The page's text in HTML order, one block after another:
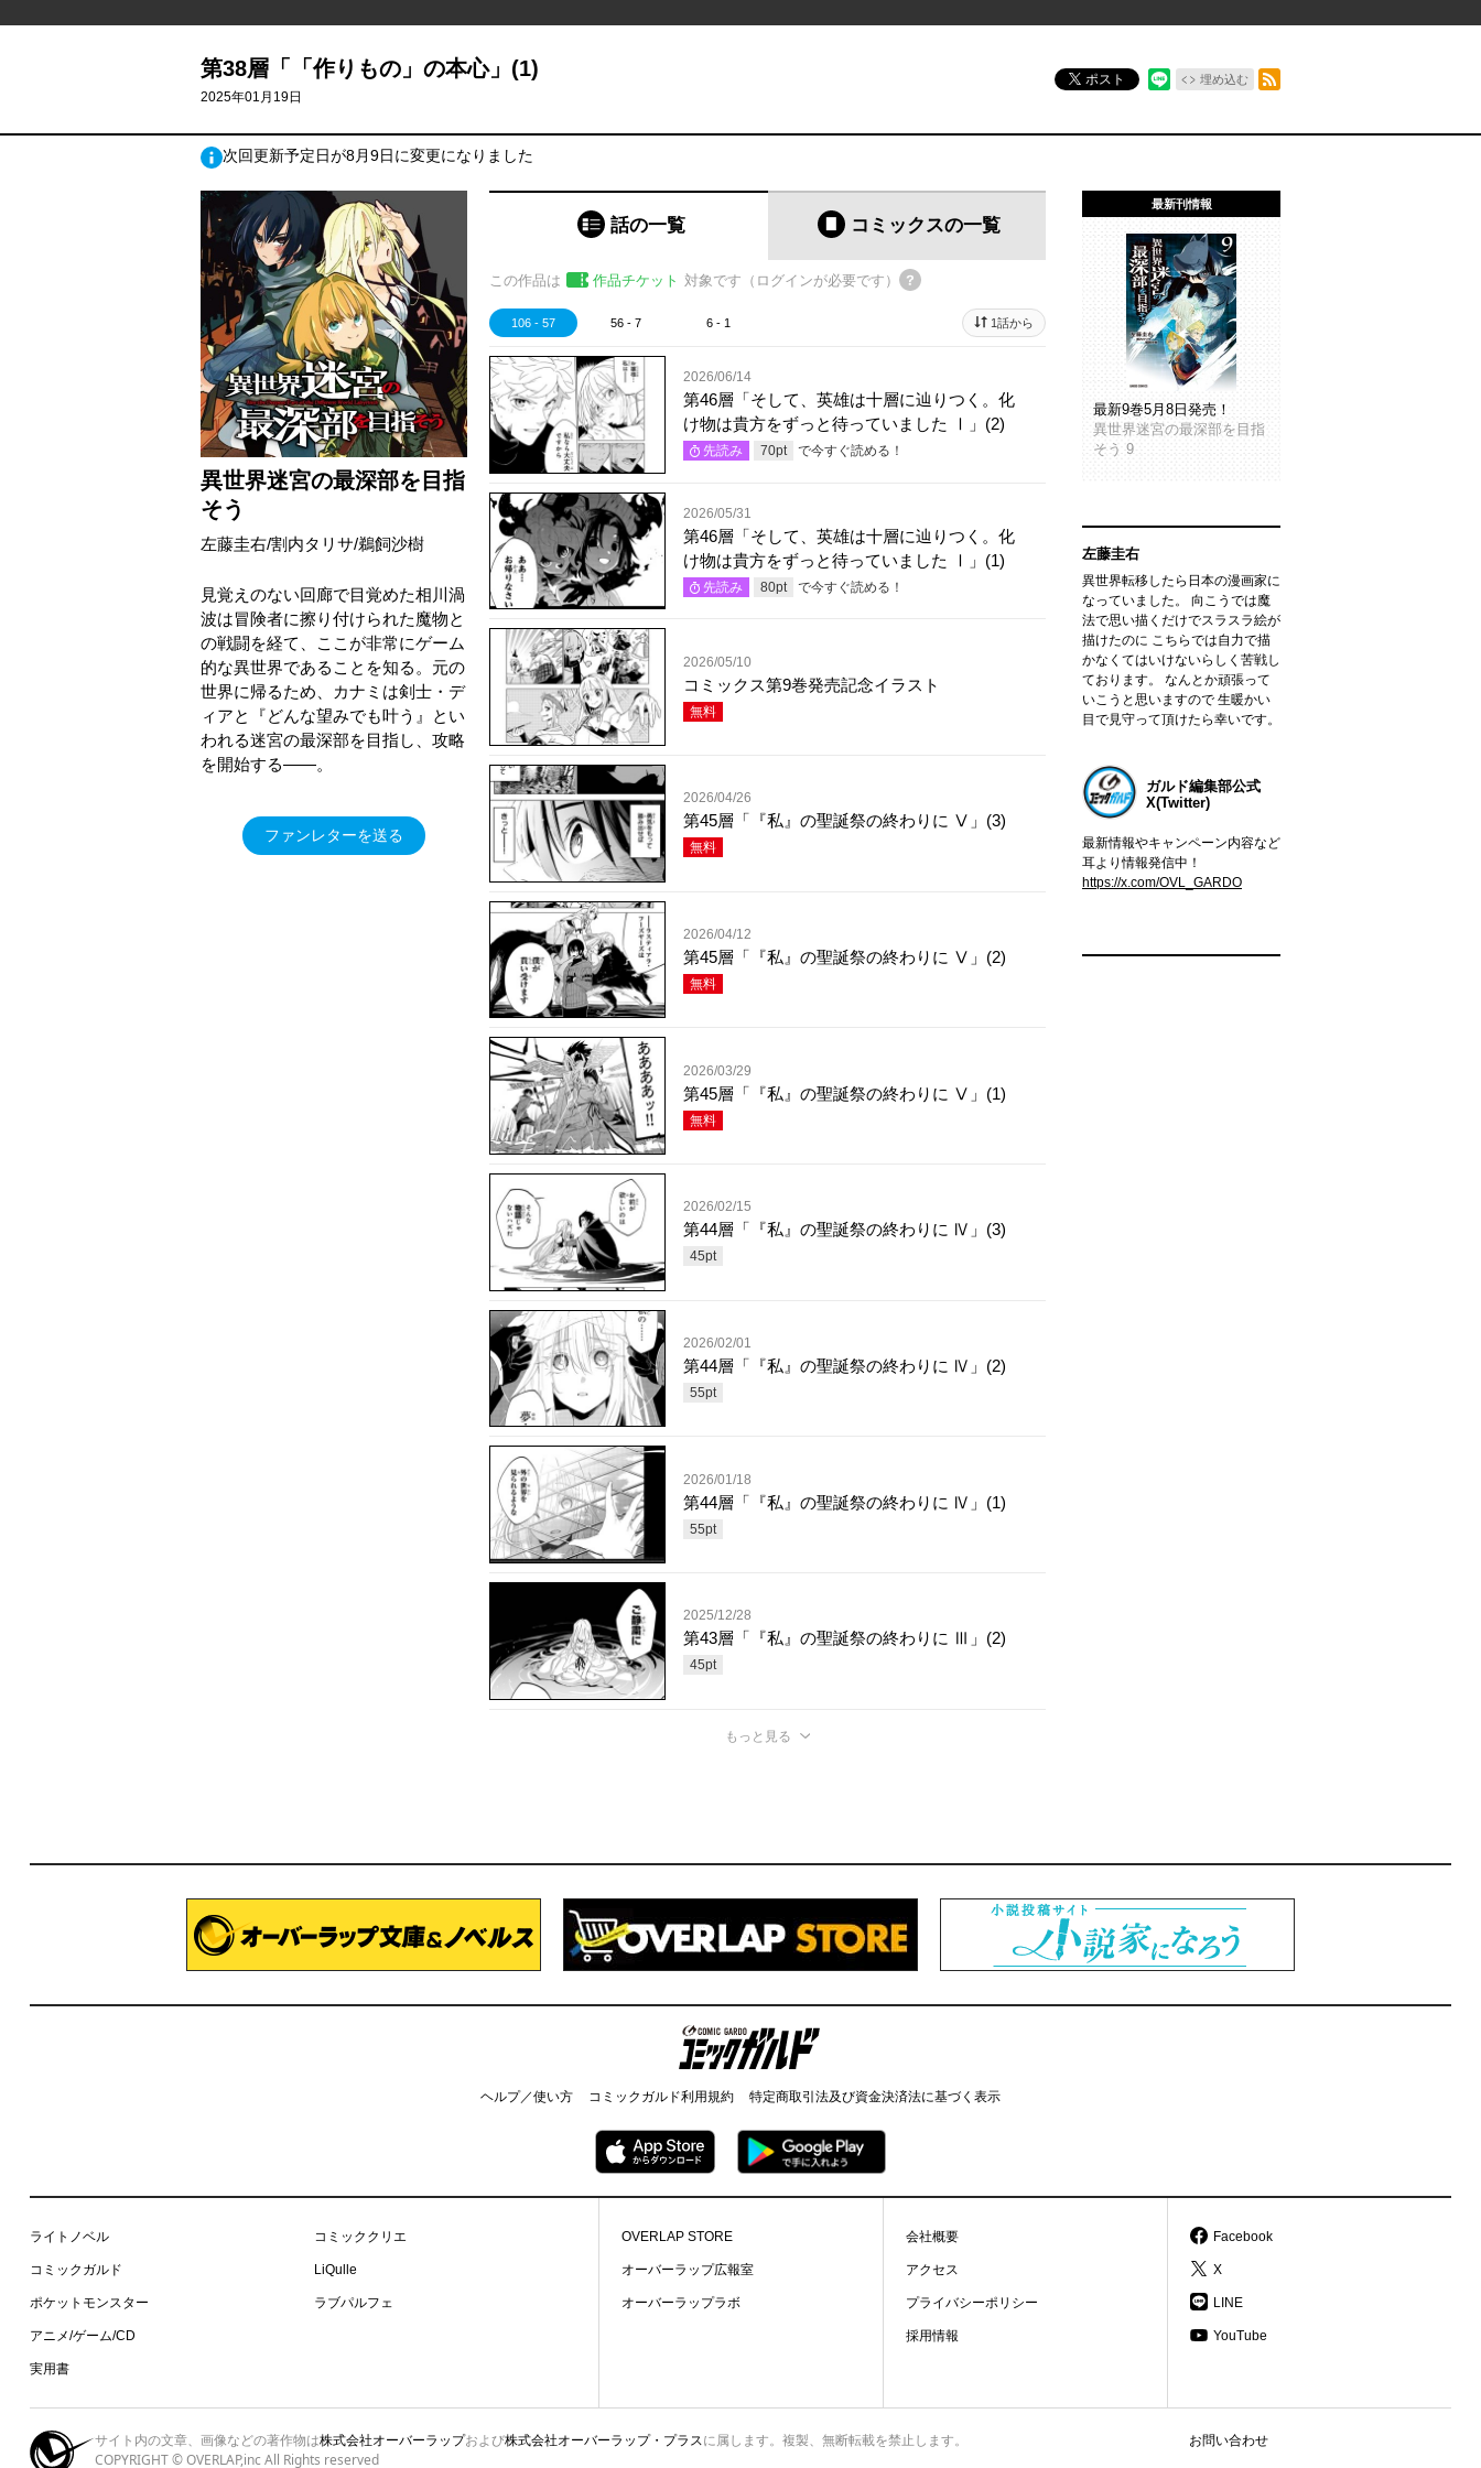
第38層「「作りもの」の本心」(1)
2025年01月19日
ポスト 埋め込む
次回更新予定日が8月9日に変更になりました
異世界迷宮の最深部を目指
そう
左藤圭右/割内タリサ/鵜飼沙樹
見覚えのない回廊で目覚めた相川渦
波は冒険者に擦り付けられた魔物と
の戦闘を経て、ここが非常にゲーム
的な異世界であることを知る。元の
世界に帰るため、カナミは剣士・デ
ィアと『どんな望みでも叶う』とい
われる迷宮の最深部を目指し、攻略
を開始する――。
ファンレターを送る
話の一覧 コミックスの一覧
この作品は 作品チケット 対象です（ログインが必要です）
106 - 57 56 - 7 6 - 1 1話から
2026/06/14
第46層「そして、英雄は十層に辿りつく。化
け物は貴方をずっと待っていました Ⅰ」(2)
先読み 70pt で今すぐ読める！
2026/05/31
第46層「そして、英雄は十層に辿りつく。化
け物は貴方をずっと待っていました Ⅰ」(1)
先読み 80pt で今すぐ読める！
2026/05/10
コミックス第9巻発売記念イラスト
無料
2026/04/26
第45層「『私』の聖誕祭の終わりに Ⅴ」(3)
無料
2026/04/12
第45層「『私』の聖誕祭の終わりに Ⅴ」(2)
無料
2026/03/29
第45層「『私』の聖誕祭の終わりに Ⅴ」(1)
無料
2026/02/15
第44層「『私』の聖誕祭の終わりに Ⅳ」(3)
45pt
2026/02/01
第44層「『私』の聖誕祭の終わりに Ⅳ」(2)
55pt
2026/01/18
第44層「『私』の聖誕祭の終わりに Ⅳ」(1)
55pt
2025/12/28
第43層「『私』の聖誕祭の終わりに Ⅲ」(2)
45pt
もっと見る
最新刊情報
最新9巻5月8日発売！
異世界迷宮の最深部を目指
そう 9
左藤圭右
異世界転移したら日本の漫画家に
なっていました。 向こうでは魔
法で思い描くだけでスラスラ絵が
描けたのに こちらでは自力で描
かなくてはいけないらしく苦戦し
ております。 なんとか頑張って
いこうと思いますので 生暖かい
目で見守って頂けたら幸いです。
ガルド編集部公式
X(Twitter)
最新情報やキャンペーン内容など
耳より情報発信中！
https://x.com/OVL_GARDO
コミックガルド
ヘルプ／使い方 コミックガルド利用規約 特定商取引法及び資金決済法に基づく表示
ライトノベル
コミックガルド
ポケットモンスター
アニメ/ゲーム/CD
実用書
コミッククリエ
LiQulle
ラブパルフェ
OVERLAP STORE
オーバーラップ広報室
オーバーラップラボ
会社概要
アクセス
プライバシーポリシー
採用情報
Facebook
X
LINE
YouTube
お問い合わせ
サイト内の文章、画像などの著作物は株式会社オーバーラップおよび株式会社オーバーラップ・プラス に属します。複製、無断転載を禁止します。
COPYRIGHT © OVERLAP,inc All Rights reserved